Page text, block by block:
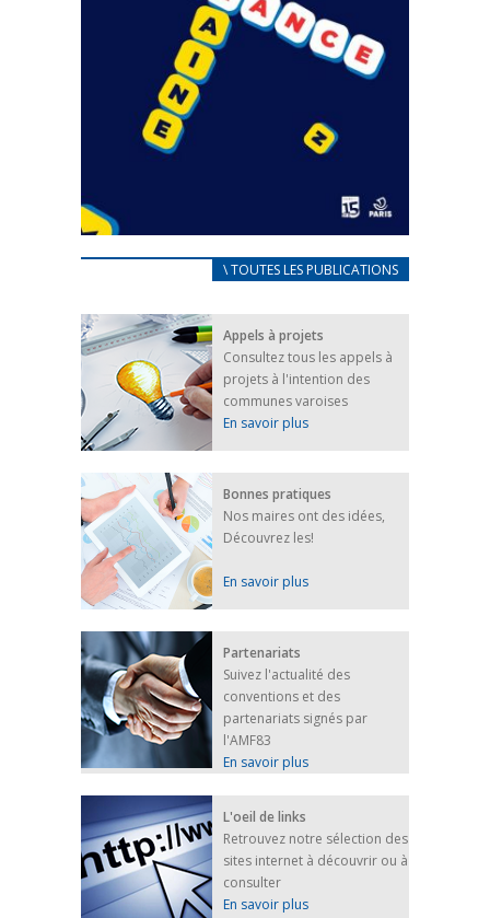
CARNET D’ACCUEIL
25 avril 2022
Afin d’accompagner au mieux les réfugiés
ukrainiens arrivés en France,...
FEUILLETER
\ TOUTES LES PUBLICATIONS
Appels à projets
Consultez tous les appels à
projets à l'intention des
communes varoises
En savoir plus
Bonnes pratiques
Nos maires ont des idées,
Découvrez les!
En savoir plus
Partenariats
Suivez l'actualité des
conventions et des
partenariats signés par
l'AMF83
En savoir plus
L'oeil de links
Retrouvez notre sélection des
sites internet à découvrir ou à
consulter
En savoir plus